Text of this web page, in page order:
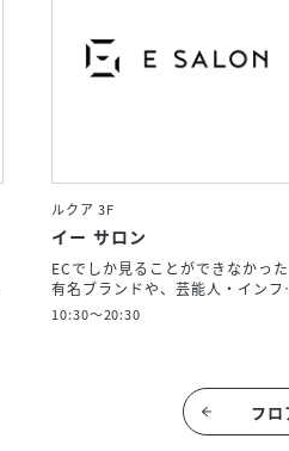
ルクア 3F
イー サロン
ECでしか見ることができなかった
有名ブランドや、芸能人・イン
10:30～20:30
フロ